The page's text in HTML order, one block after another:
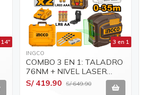
14" 3 en 1
INGCO
COMBO 3 EN 1: TALADRO
76NM + NIVEL LASER
35MTS LUZ VERDE +
MEDIDOR DE DISTANCIA
S/ 419.90 S/ 649.90